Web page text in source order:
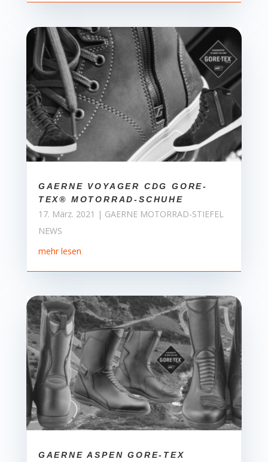
GAERNE VOYAGER CDG GORE-
TEX® MOTORRAD-SCHUHE
17. März. 2021 | GAERNE MOTORRAD-STIEFEL
NEWS
mehr lesen
GAERNE ASPEN GORE-TEX